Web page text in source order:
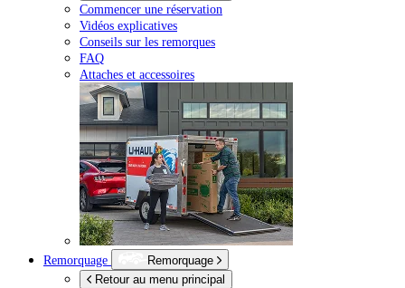
Commencer une réservation
Vidéos explicatives
Conseils sur les remorques
FAQ
Attaches et accessoires
Remorquage
Remorquage
Retour au menu principal